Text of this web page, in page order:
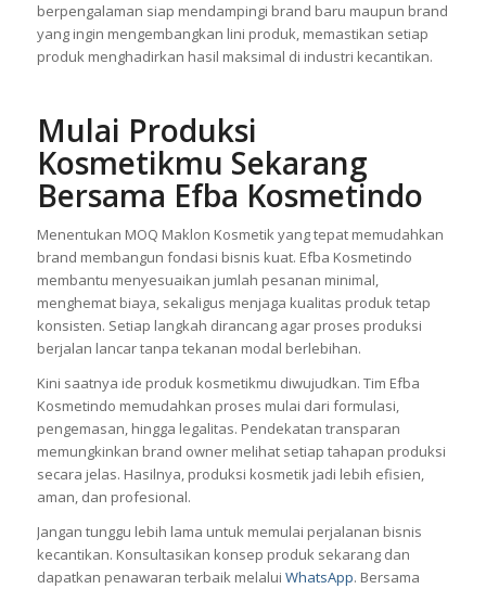
berpengalaman siap mendampingi brand baru maupun brand
yang ingin mengembangkan lini produk, memastikan setiap
produk menghadirkan hasil maksimal di industri kecantikan.
Mulai Produksi
Kosmetikmu Sekarang
Bersama Efba Kosmetindo
Menentukan MOQ Maklon Kosmetik yang tepat memudahkan
brand membangun fondasi bisnis kuat. Efba Kosmetindo
membantu menyesuaikan jumlah pesanan minimal,
menghemat biaya, sekaligus menjaga kualitas produk tetap
konsisten. Setiap langkah dirancang agar proses produksi
berjalan lancar tanpa tekanan modal berlebihan.
Kini saatnya ide produk kosmetikmu diwujudkan. Tim Efba
Kosmetindo memudahkan proses mulai dari formulasi,
pengemasan, hingga legalitas. Pendekatan transparan
memungkinkan brand owner melihat setiap tahapan produksi
secara jelas. Hasilnya, produksi kosmetik jadi lebih efisien,
aman, dan profesional.
Jangan tunggu lebih lama untuk memulai perjalanan bisnis
kecantikan. Konsultasikan konsep produk sekarang dan
dapatkan penawaran terbaik melalui WhatsApp. Bersama